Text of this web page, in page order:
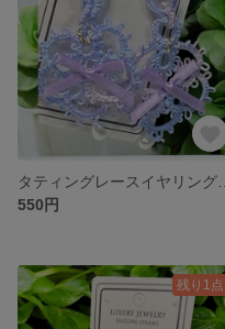
550円
残り1点